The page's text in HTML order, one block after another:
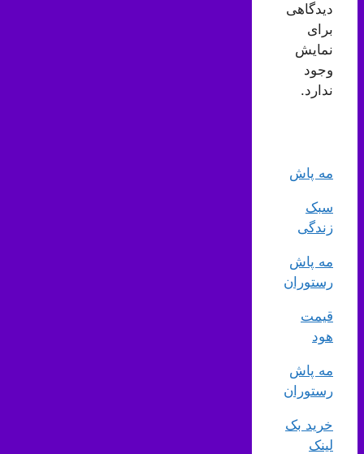
دیدگاهی
برای
نمایش
وجود
ندارد.
مه پاش
سبک
زندگی
مه پاش
رستوران
قیمت
هود
مه پاش
رستوران
خرید بک
لینک